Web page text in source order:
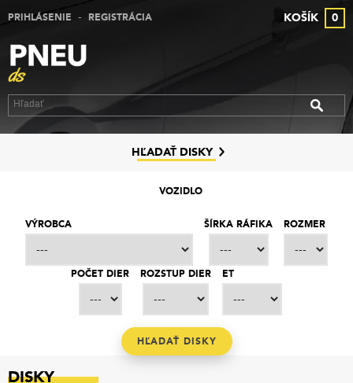
PRIHLÁSENIE - REGISTRÁCIA KOŠÍK 0
VÝPREDAJ PNEUMATÍK
VÝPREDAJ ALU DISKOV
VÝPREDAJ PLECHOVÝCH DISKOV
KONTAKT
HĽADAŤ DISKY
VOZIDLO
VÝROBCA ŠÍRKA RÁFIKA ROZMER
POČET DIER ROZSTUP DIER ET
DISKY